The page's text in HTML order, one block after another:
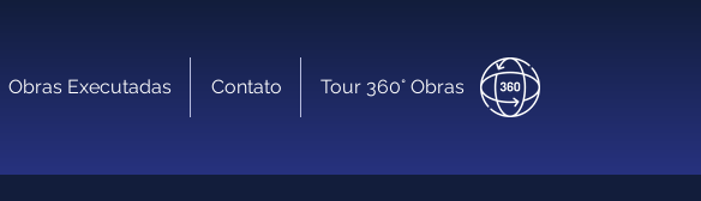
Obras Executadas Contato Tour 360° Obras